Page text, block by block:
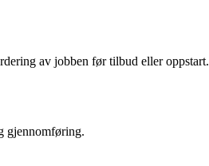
av jobben før tilbud eller oppstart.
gjennomføring.